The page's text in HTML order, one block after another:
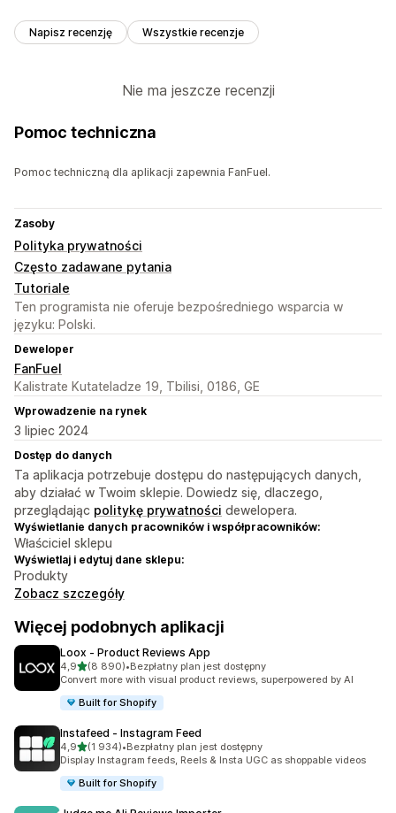
Napisz recenzję Wszystkie recenzje
Nie ma jeszcze recenzji
Pomoc techniczna
Pomoc techniczną dla aplikacji zapewnia FanFuel.
Zasoby
Polityka prywatności
Często zadawane pytania
Tutoriale
Ten programista nie oferuje bezpośredniego wsparcia w
języku: Polski.
Deweloper
FanFuel
Kalistrate Kutateladze 19, Tbilisi, 0186, GE
Wprowadzenie na rynek
3 lipiec 2024
Dostęp do danych
Ta aplikacja potrzebuje dostępu do następujących danych,
aby działać w Twoim sklepie. Dowiedz się, dlaczego,
przeglądając politykę prywatności dewelopera.
Wyświetlanie danych pracowników i współpracowników:
Właściciel sklepu
Wyświetlaj i edytuj dane sklepu:
Produkty
Zobacz szczegóły
Więcej podobnych aplikacji
Loox ‑ Product Reviews App
4,9na 5 gwiazdek
(8 890)
Łączna liczba recenzji: 8890
•Bezpłatny plan jest dostępny
Convert more with visual product reviews, superpowered by AI
Built for Shopify
Instafeed ‑ Instagram Feed
4,9na 5 gwiazdek
(1 934)
Łączna liczba recenzji: 1934
•Bezpłatny plan jest dostępny
Display Instagram feeds, Reels & Insta UGC as shoppable videos
Built for Shopify